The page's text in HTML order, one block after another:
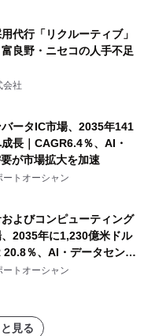
代行「リクルーティブ」
良野・ニセコの人手不足
会社
ータIC市場、2035年141
長｜CAGR6.4％、AI・
が市場拡大を加速
トオーシャン
よびコンピューティング
2035年に1,230億米ドル
20.8％、AI・データセンタ
を牽引
トオーシャン
見る